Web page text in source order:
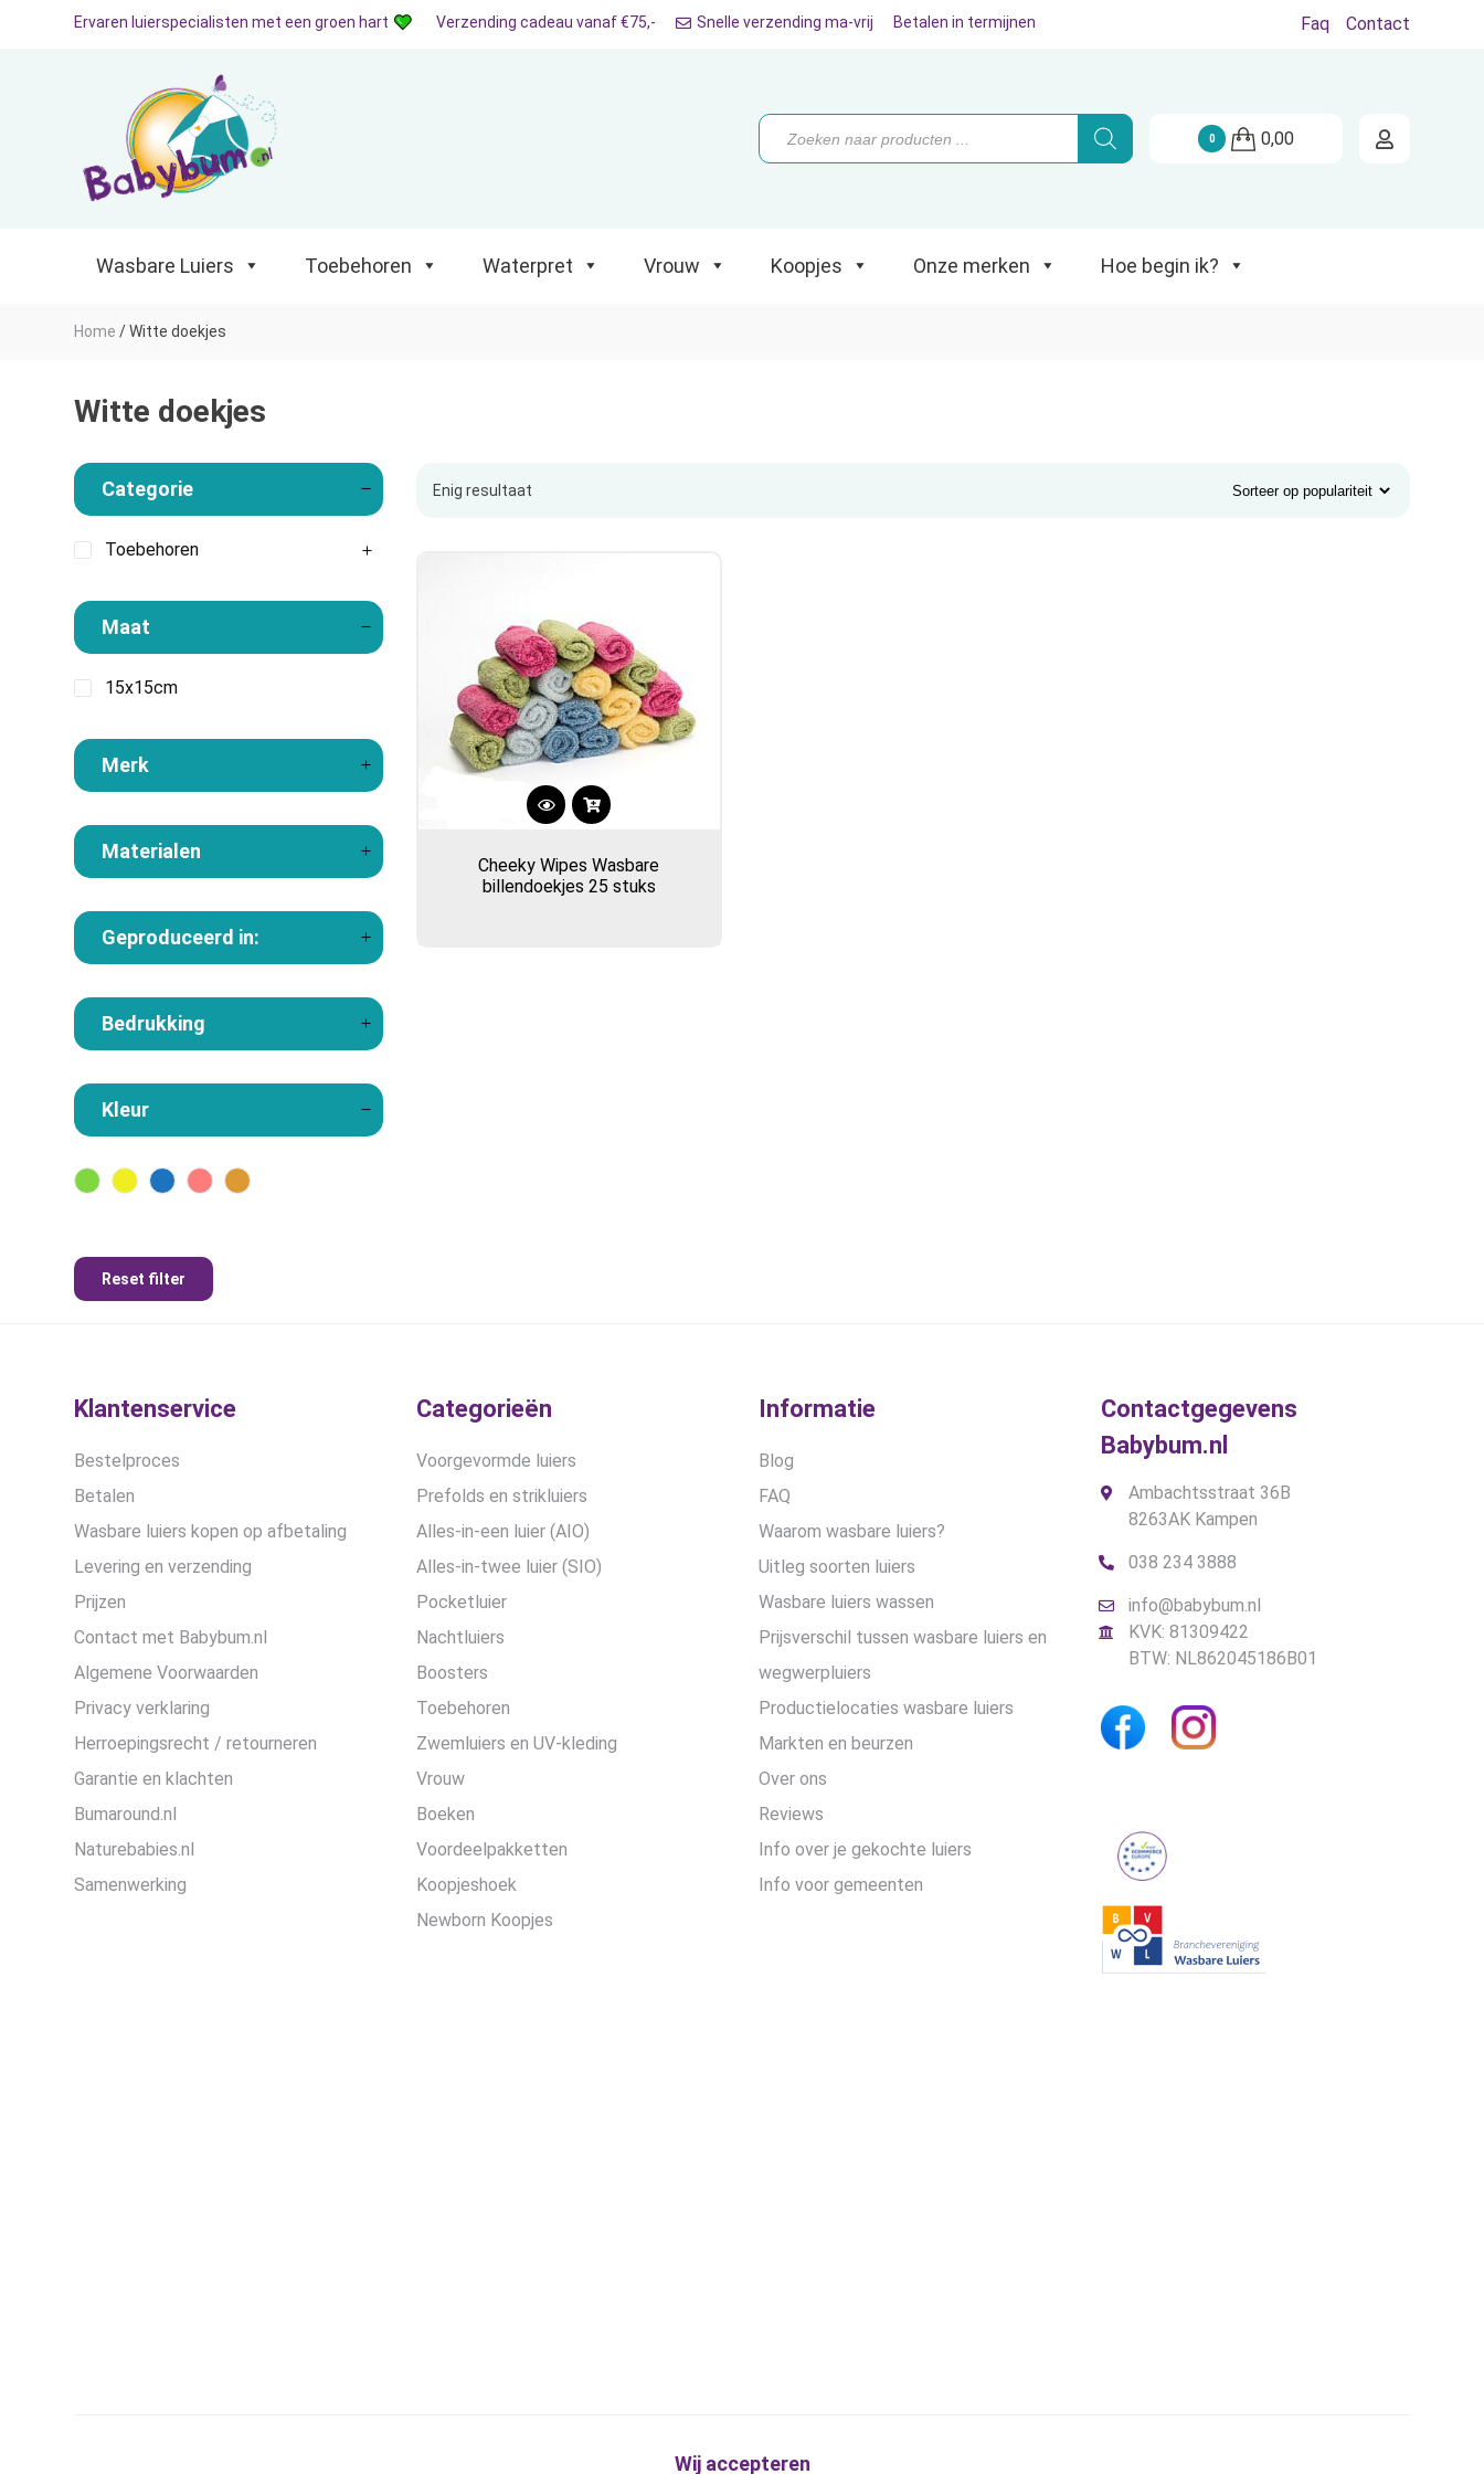
Wasbare Luiers Toebehoren Koopjes Onze merken Hoe begin ik?
Ervaren luierspecialisten met een groen hart Verzending cadeau vanaf €75,- Snelle verzending ma-vrij Betalen in termijnen Faq Contact
Producten
zoeken
0 0,00
Wasbare Luiers Toebehoren Waterpret Vrouw Koopjes Onze merken Hoe begin ik?
Home /Witte doekjes
Witte doekjes
Categorie
Toebehoren
Maat
15x15cm
Merk
Materialen
Geproduceerd in:
Bedrukking
Kleur
Reset filter
Enig resultaat
Cheeky Wipes Wasbare
billendoekjes 25 stuks
Klantenservice
Bestelproces
Betalen
Wasbare luiers kopen op afbetaling
Levering en verzending
Prijzen
Contact met Babybum.nl
Algemene Voorwaarden
Privacy verklaring
Herroepingsrecht / retourneren
Garantie en klachten
Bumaround.nl
Naturebabies.nl
Samenwerking
Categorieën
Voorgevormde luiers
Prefolds en strikluiers
Alles-in-een luier (AIO)
Alles-in-twee luier (SIO)
Pocketluier
Nachtluiers
Boosters
Toebehoren
Zwemluiers en UV-kleding
Vrouw
Boeken
Voordeelpakketten
Koopjeshoek
Newborn Koopjes
Informatie
Blog
FAQ
Waarom wasbare luiers?
Uitleg soorten luiers
Wasbare luiers wassen
Prijsverschil tussen wasbare luiers en
wegwerpluiers
Productielocaties wasbare luiers
Markten en beurzen
Over ons
Reviews
Info over je gekochte luiers
Info voor gemeenten
Contactgegevens
Babybum.nl
Ambachtsstraat 36B
8263AK Kampen
038 234 3888
info@babybum.nl
KVK: 81309422
BTW: NL862045186B01
Wij accepteren